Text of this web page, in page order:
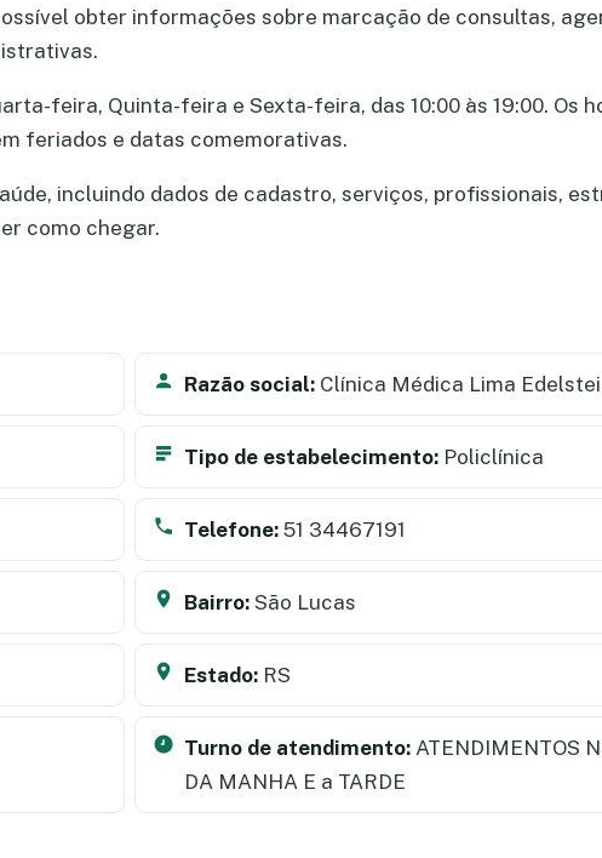
obter informações sobre marcação de consultas,
feira, Quinta-feira e Sexta-feira, das 10:00 às 19:00. Os
feriados e datas comemorativas.
incluindo dados de cadastro, serviços, profissionais,
como chegar.
Razão social: Clínica Médica Lima
Tipo de estabelecimento: Policlínica
Telefone: 51 34467191
Bairro: São Lucas
Estado: RS
Turno de atendimento: ATENDIMENTOS
DA MANHA E a TARDE